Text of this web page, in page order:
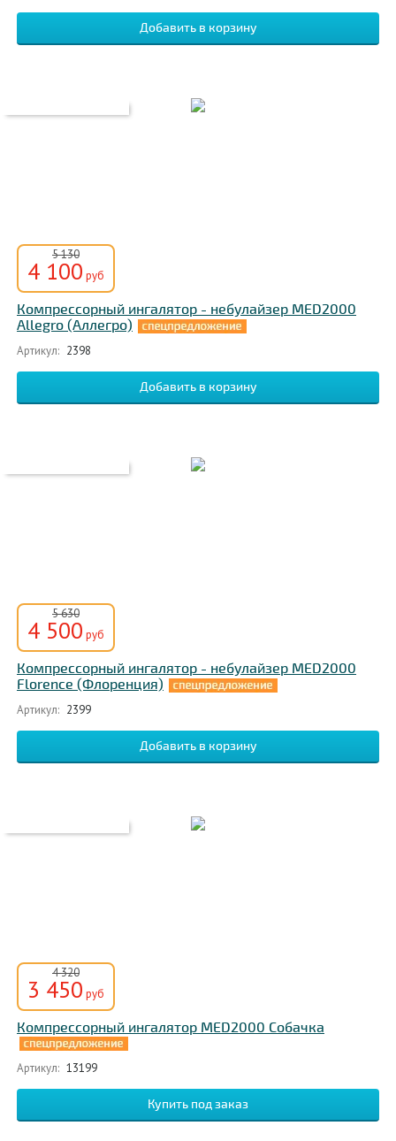
5 130
4 100 руб
Компрессорный ингалятор - небулайзер MED2000
Allegro (Аллегро)
Артикул: 2398
5 630
4 500 руб
Компрессорный ингалятор - небулайзер MED2000
Florence (Флоренция)
Артикул: 2399
4 320
3 450 руб
Компрессорный ингалятор MED2000 Собачка
Артикул: 13199